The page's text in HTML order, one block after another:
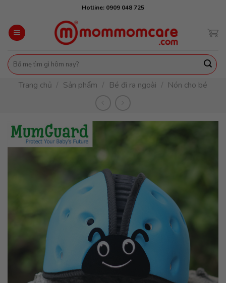
content
Hotline: 0909 048 725
Tìm
kiếm:
Trang chủ / Sản phẩm / Bé đi ra ngoài / Nón cho bé